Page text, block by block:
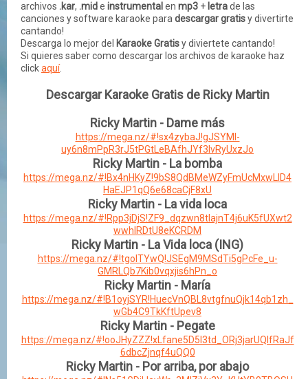
archivos .kar, .mide instrumental en mp3 + letrade las
canciones ysoftware karaoke para descargar gratisy divertirte
cantando!
Descarga lo mejor del Karaoke Gratisy diviertete cantando!
Si quieres saber como descargar los archivos de karaoke haz
clickaquí.
Descargar Karaoke Gratis de Ricky Martin
Ricky Martin - Dame más
https://mega.nz/#!sx4zybaJ!gJSYMI-
uy6n8mPpR3rJ5tPGtLeBAfhJYf3IvRyUxzJo
Ricky Martin - La bomba
https://mega.nz/#!Bx4nHKyZ!9bS8QdBMeWZyFmUcMxwLID4
HaEJP1qQ6e68caCjF8xU
Ricky Martin - La vida loca
https://mega.nz/#!Rpp3jDjS!ZF9_dqzwn8tlajnT4j6uK5fUXwt2
wwhlRDtU8eKCRDM
Ricky Martin - La Vida loca (ING)
https://mega.nz/#!tgolTYwQ!JSEgM9MSdTi5gPcFe_u-
GMRLQb7Kib0vqxjis6hPn_o
Ricky Martin - María
https://mega.nz/#!B1oyjSYR!HuecVnQBL8vtgfnuQjk14qb1zh_
wGb4C9TkKftUpev8
Ricky Martin - Pegate
https://mega.nz/#!ooJHyZZZ!xLfane5D5I3td_ORj3jarUQlfRaJf
6dbcZjnqf4uQQ0
Ricky Martin - Por arriba, por abajo